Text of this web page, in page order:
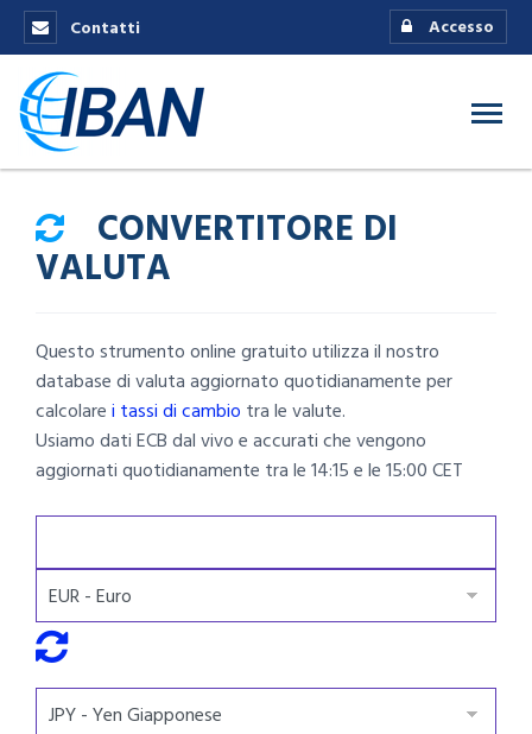
Contatti Accesso
CONVERTITORE DI
VALUTA
Questo strumento online gratuito utilizza il nostro
database di valuta aggiornato quotidianamente per
calcolarei tassi di cambio tra le valute.
Usiamo dati ECB dal vivo e accurati che vengono
aggiornati quotidianamente tra le 14:15 e le 15:00 CET